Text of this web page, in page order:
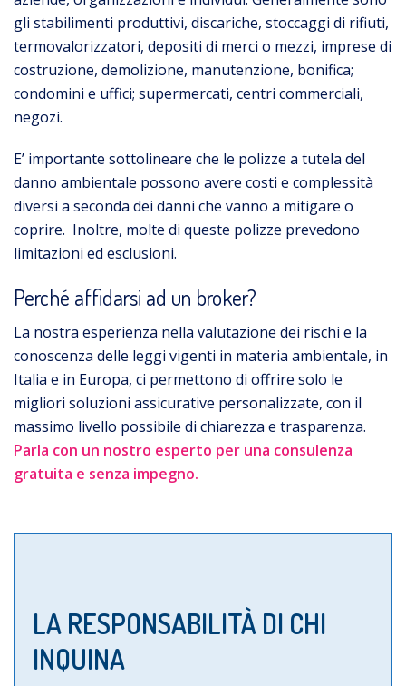
gli stabilimenti produttivi, discariche, stoccaggi di rifiuti,
termovalorizzatori, depositi di merci o mezzi, imprese di
costruzione, demolizione, manutenzione, bonifica;
condomini e uffici; supermercati, centri commerciali,
negozi.
E’ importante sottolineare che le polizze a tutela del
danno ambientale possono avere costi e complessità
diversi a seconda dei danni che vanno a mitigare o
coprire. Inoltre, molte di queste polizze prevedono
limitazioni ed esclusioni.
Perché affidarsi ad un broker?
La nostra esperienza nella valutazione dei rischi e la
conoscenza delle leggi vigenti in materia ambientale, in
Italia e in Europa, ci permettono di offrire solo le
migliori soluzioni assicurative personalizzate, con il
massimo livello possibile di chiarezza e trasparenza.
Parla con un nostro esperto per una consulenza
gratuita e senza impegno.
LA RESPONSABILITÀ DI CHI
INQUINA